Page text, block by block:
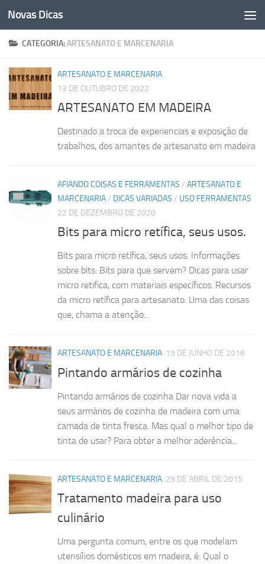
Skip to content
Novas Dicas
CATEGORIA:ARTESANATO E MARCENARIA
ARTESANATO E MARCENARIA
13 DE OUTUBRO DE 2022
ARTESANATO EM MADEIRA
Destinado a troca de experiencias e exposição de
trabalhos, dos amantes de artesanato em madeira
AFIANDO COISAS E FERRAMENTAS / ARTESANATO E
MARCENARIA/ DICAS VARIADAS / USO FERRAMENTAS
22 DE DEZEMBRO DE 2020
Bits para micro retífica, seus usos.
Bits para micro retífica, seus usos. Informações
sobre bits: Bits para que servem? Dicas para usar
micro retifica, com materiais específicos. Recursos
da micro retífica para artesanato. Uma das coisas
que, chama a atenção...
ARTESANATO E MARCENARIA 19 DE JUNHO DE 2016
Pintando armários de cozinha
Pintando armários de cozinha Dar nova vida a
seus armários de cozinha de madeira com uma
camada de tinta fresca. Mas qual o melhor tipo de
tinta de usar? Para obter a melhor aderência...
ARTESANATO E MARCENARIA 29 DE ABRIL DE 2015
Tratamento madeira para uso
culinário
Uma pergunta comum, entre os que modelam
utensílios domésticos em madeira, é: Qual o